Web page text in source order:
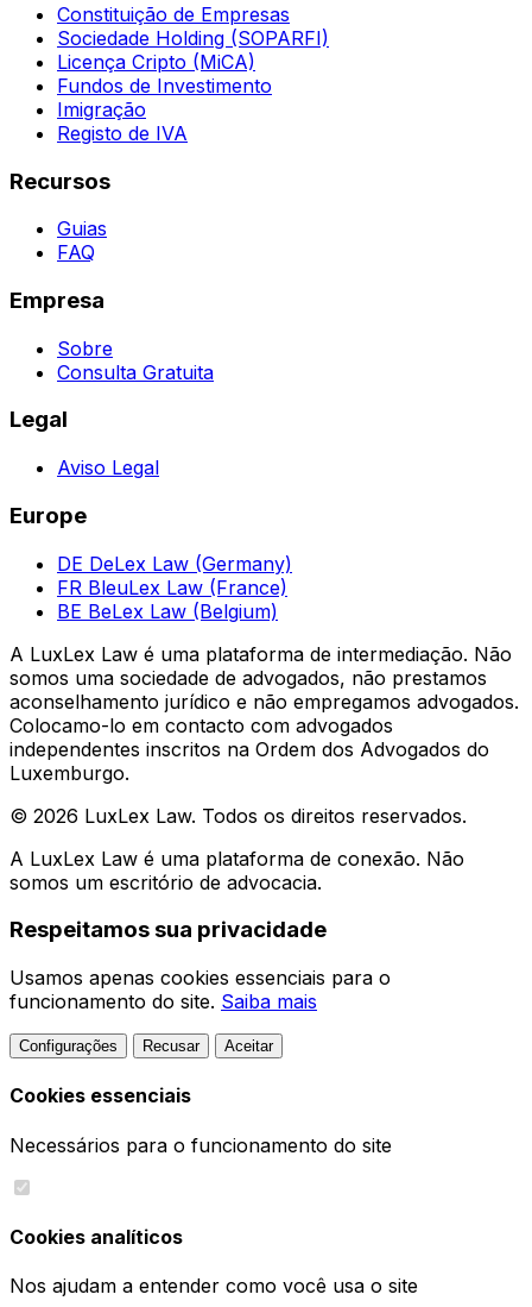
Constituição de Empresas
Sociedade Holding (SOPARFI)
Licença Cripto (MiCA)
Fundos de Investimento
Imigração
Registo de IVA
Recursos
Guias
FAQ
Empresa
Sobre
Consulta Gratuita
Legal
Aviso Legal
Europe
DE DeLex Law (Germany)
FR BleuLex Law (France)
BE BeLex Law (Belgium)
A LuxLex Law é uma plataforma de intermediação. Não
somos uma sociedade de advogados, não prestamos
aconselhamento jurídico e não empregamos advogados.
Colocamo-lo em contacto com advogados
independentes inscritos na Ordem dos Advogados do
Luxemburgo.
© 2026 LuxLex Law. Todos os direitos reservados.
A LuxLex Law é uma plataforma de conexão. Não
somos um escritório de advocacia.
Respeitamos sua privacidade
Usamos apenas cookies essenciais para o
funcionamento do site. Saiba mais
Configurações Recusar Aceitar
Cookies essenciais
Necessários para o funcionamento do site
Cookies analíticos
Nos ajudam a entender como você usa o site